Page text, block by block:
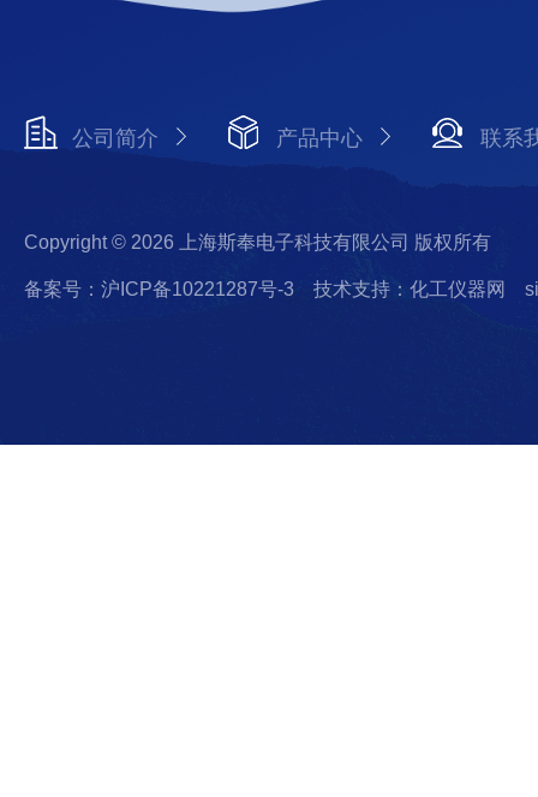
公司简介 产品中心 联系
Copyright © 2026 上海斯奉电子科技有限公司 版权所有
备案号：沪ICP备10221287号-3 技术支持：化工仪器网